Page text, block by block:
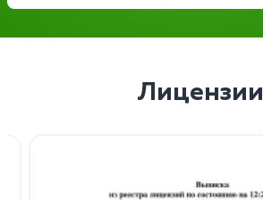
Лицензии